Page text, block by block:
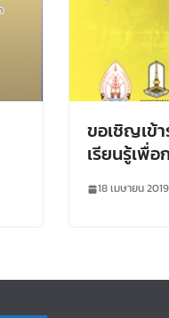
ขอเชิญเข้
เรียนรู้เพื่
18 เมษายน 2019